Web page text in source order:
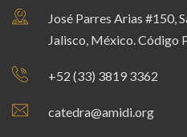
José Parres Arias #150,
Jalisco, México. Código
+52 (33) 3819 3362
catedra@amidi.org